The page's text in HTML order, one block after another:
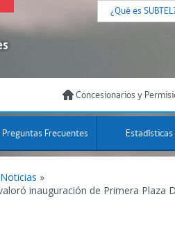
¿Qué es
Concesionarios y
Preguntas Frecuentes Estadísticas
Noticias »
inauguración de Primera Plaza